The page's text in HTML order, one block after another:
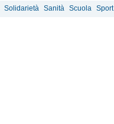
Solidarietà Sanità Scuola Sport